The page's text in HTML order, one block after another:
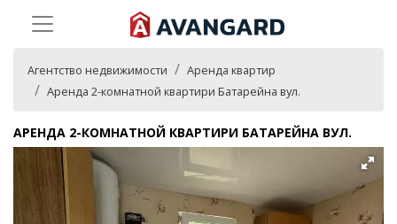
Агентство недвижимости
Аренда квартир
Аренда 2-комнатной квартири Батарейна вул.
АРЕНДА 2-КОМНАТНОЙ КВАРТИРИ БАТАРЕЙНА ВУЛ.